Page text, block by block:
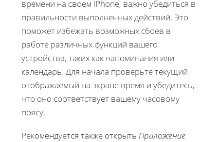
времени на своем iPhone, важно убедиться в
правильности выполненных действий. Это
поможет избежать возможных сбоев в
работе различных функций вашего
устройства, таких как напоминания или
календарь. Для начала проверьте текущий
отображаемый на экране время и убедитесь,
что оно соответствует вашему часовому
поясу.
Рекомендуется также открыть Приложение